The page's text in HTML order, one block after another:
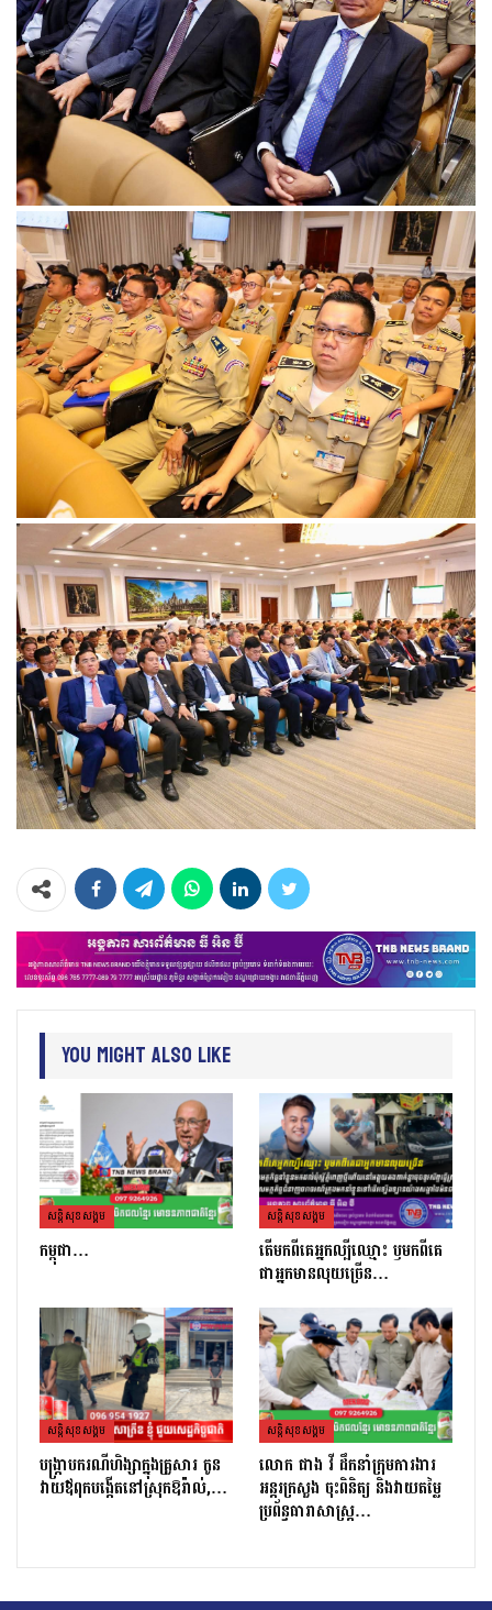
You Might Also Like
សន្តិសុខសង្គម
កម្ពុជា…
សន្តិសុខសង្គម
តេីមកពីគេអ្នកល្បីឈ្មោះ​ ឫមកពីគេ
ជាអ្នកមានលុយច្រេីន​…
សន្តិសុខសង្គម
បង្ក្រាបករណីហិង្សាក្នុងគ្រួសារ កូន
វាយឪពុកបង្កើតនៅស្រុកឱរ៉ាល់,…
សន្តិសុខសង្គម
លោក ផាង វី ដឹកនាំក្រុមការងារ
អន្តរក្រសួង ចុះពិនិត្យ និងវាយតម្លៃ
ប្រព័ន្ធធារាសាស្ត្រ…